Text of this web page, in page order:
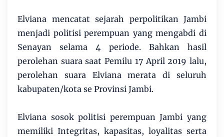
Elviana mencatat sejarah perpolitikan Jambi
menjadi politisi perempuan yang mengabdi di
Senayan selama 4 periode. Bahkan hasil
perolehan suara saat Pemilu 17 April 2019 lalu,
perolehan suara Elviana merata di seluruh
kabupaten/kota se Provinsi Jambi.
Elviana sosok politisi perempuan Jambi yang
memiliki Integritas, kapasitas, loyalitas serta